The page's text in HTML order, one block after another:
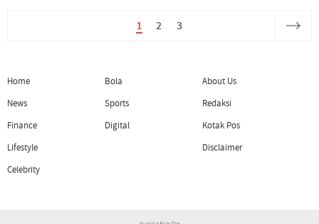
1 2 3
Home
News
Finance
Lifestyle
Celebrity
Bola
Sports
Digital
About Us
Redaksi
Kotak Pos
Disclaimer